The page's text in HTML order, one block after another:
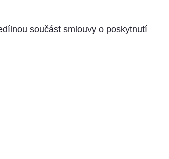
součást smlouvy o poskytnutí